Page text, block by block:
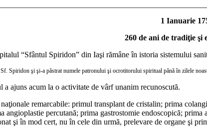
1 Ianuarie
260 de ani de tradiţie şi
“Sfântul Spiridon” din Iaşi rămâne în istoria sistemului
Spiridon şi şi-a păstrat numele patronului şi ocrotitorului spiritual până în zilele
ajuns acum la o activitate de vârf unanim recunoscută.
remarcabile: primul transplant de cristalin; prima
angioplastie percutană; prima gastrostomie endoscopică;
şi în mod cert, nu în cele din urmă, prelevare de organe şi